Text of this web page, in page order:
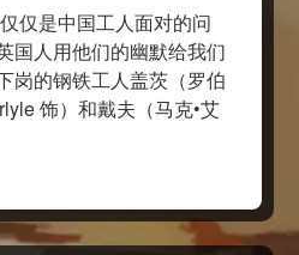
仅是中国工人面对的问
国人用他们的幽默给我们
岗的钢铁工人盖茨（罗伯
饰）和戴夫（马克•艾